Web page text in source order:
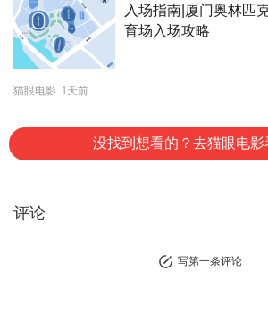
入场指南|厦门奥林匹
育场入场攻略
猫眼电影 1天前
没找到想看的？去猫眼电影
评论
写第一条评论